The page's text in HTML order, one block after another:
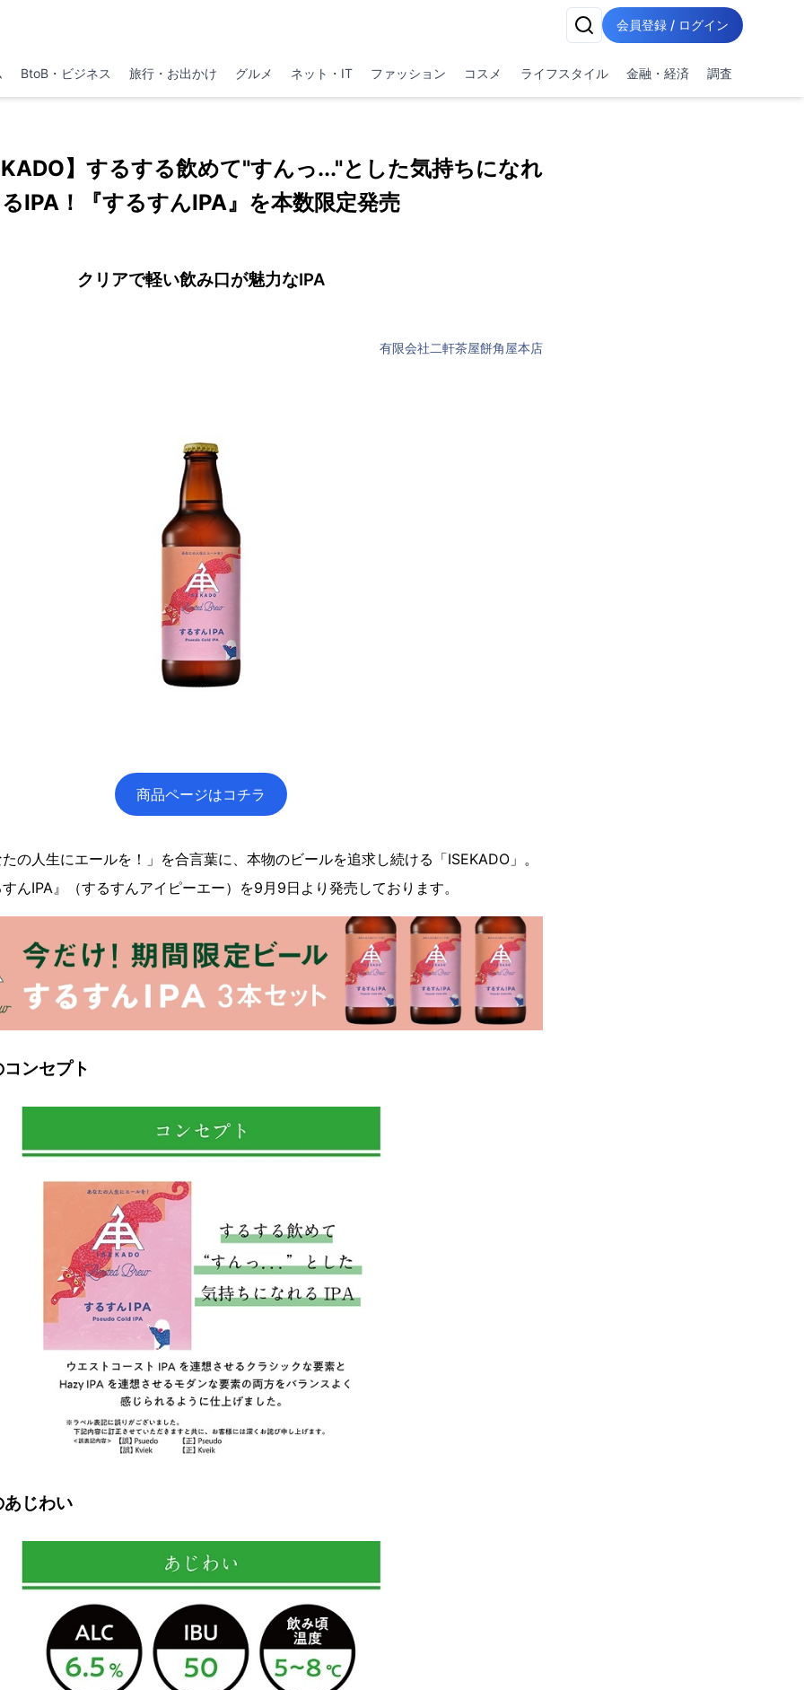
会員登録 / ログイン
BtoB・ビジネス 旅行・お出かけ グルメ ネット・IT ファッション コスメ ライフスタイル 金融・経済 調査
】するする飲めて"すんっ..."とした気持ちになれ
るIPA！『するすんIPA』を本数限定発売
クリアで軽い飲み口が魅力なIPA
有限会社二軒茶屋餅角屋本店
商品ページはコチラ
の人生にエールを！」を合言葉に、本物のビールを追求し続ける「ISEKADO」。
んIPA』（するすんアイピーエー）を9月9日より発売しております。
ンセプト
あじわい